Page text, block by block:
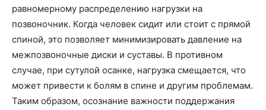
равномерному распределению нагрузки на
позвоночник. Когда человек сидит или стоит с прямой
спиной, это позволяет минимизировать давление на
межпозвоночные диски и суставы. В противном
случае, при сутулой осанке, нагрузка смещается, что
может привести к болям в спине и другим проблемам.
Таким образом, осознание важности поддержания